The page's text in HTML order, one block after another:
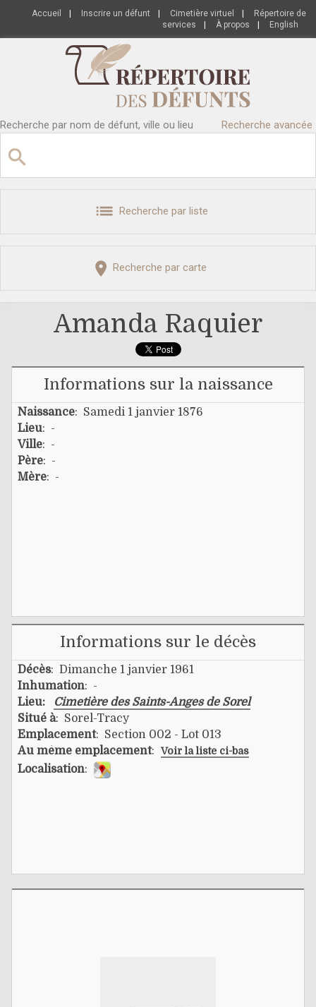
Accueil Inscrire un défunt Cimetière virtuel
Répertoire de
services
À propos English
Recherche par nom de défunt, ville ou lieu Recherche avancée
Recherche par liste
Recherche par carte
Amanda Raquier
Informations sur la naissance
Naissance: Samedi 1 janvier 1876
Lieu: -
Ville: -
Père: -
Mère: -
Informations sur le décès
Décès: Dimanche 1 janvier 1961
Inhumation: -
Lieu:
Cimetière des Saints-Anges de Sorel
Situé à: Sorel-Tracy
Emplacement: Section 002 - Lot 013
Au même emplacement: Voir la liste ci-bas
Localisation: